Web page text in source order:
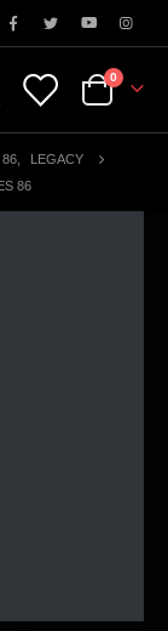
0
86
LEGACY
86